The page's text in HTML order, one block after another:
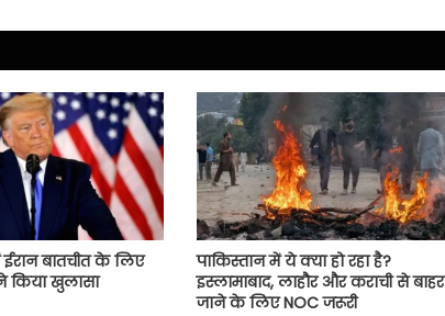
बातचीत के लिए
किया खुलासा
पाकिस्तान में ये क्या हो रहा है?
इस्लामाबाद, लाहौर और कराची से बाहर
जाने के लिए NOC जरूरी